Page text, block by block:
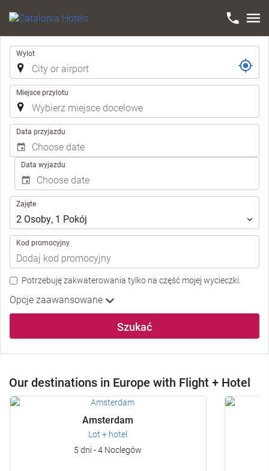
Trasa
Wylot
Miejsce przylotu
Data przyjazdu
Data wyjazdu
Zajęte
Zajęte
2 Osoby, 1 Pokój
Kod promocyjny
Potrzebuję zakwaterowania tylko na część mojej wycieczki.
Opcje zaawansowane
Szukać
Our destinations in Europe with Flight + Hotel
Amsterdam
Lot + hotel
5 dni - 4 Noclegów